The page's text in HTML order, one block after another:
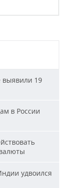
выявили 19
в России
удвоился